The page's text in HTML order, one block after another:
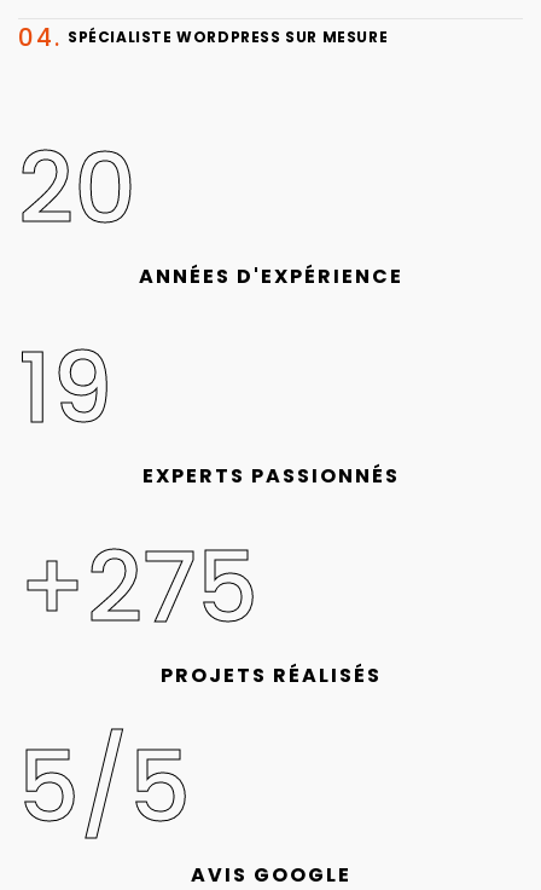
SPÉCIALISTE WORDPRESS SUR MESURE
20
ANNÉES D'EXPÉRIENCE
19
EXPERTS PASSIONNÉS
+275
PROJETS RÉALISÉS
5/5
AVIS GOOGLE